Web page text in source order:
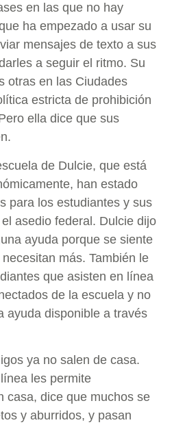
en las que no hay
ha empezado a usar su
mensajes de texto a sus
a seguir el ritmo. Su
otras en las Ciudades
estricta de prohibición
ella dice que sus
de Dulcie, que está
han estado
para los estudiantes y sus
asedio federal. Dulcie dijo
ayuda porque se siente
más. También le
que asisten en línea
de la escuela y no
ayuda disponible a través
ya no salen de casa.
les permite
casa, dice que muchos se
y aburridos, y pasan